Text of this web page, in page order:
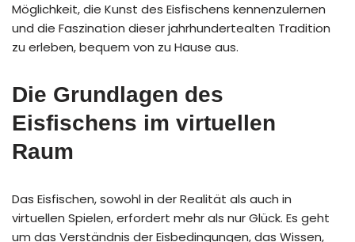
Möglichkeit, die Kunst des Eisfischens kennenzulernen
und die Faszination dieser jahrhundertealten Tradition
zu erleben, bequem von zu Hause aus.
Die Grundlagen des
Eisfischens im virtuellen
Raum
Das Eisfischen, sowohl in der Realität als auch in
virtuellen Spielen, erfordert mehr als nur Glück. Es geht
um das Verständnis der Eisbedingungen, das Wissen,